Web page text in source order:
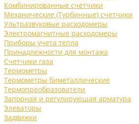
Комбинированные счетчики
Механические (Турбинные) счетчики
Ультразвуковые расходомеры
Электромагнитные расходомеры
Приборы учета тепла
Принадлежности для монтажа
Счетчики газа
Термометры
Термометры биметаллические
Термопреобразователи
Запорная и регулирующая арматура
Элеваторы
Задвижки